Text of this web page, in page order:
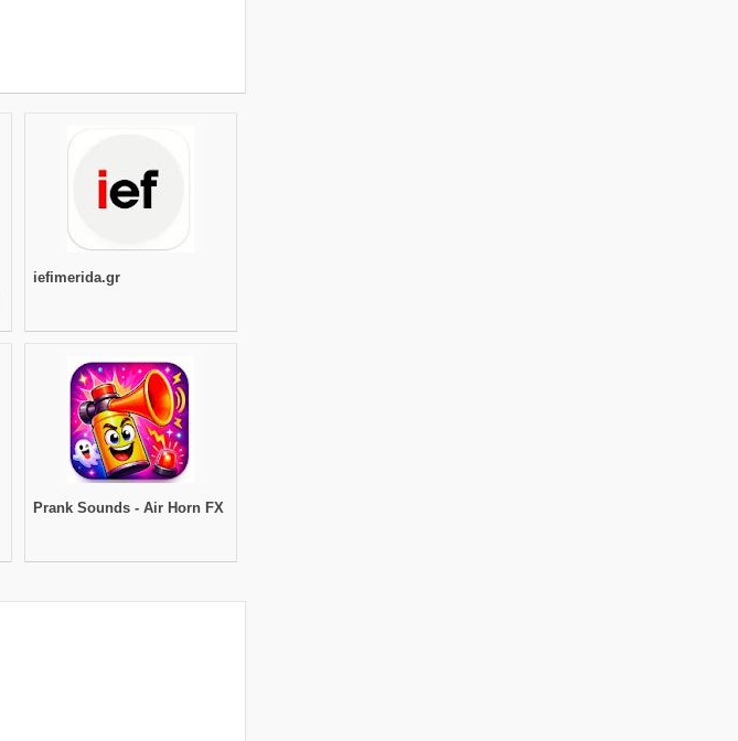
iefimerida.gr
Prank Sounds - Air Horn FX